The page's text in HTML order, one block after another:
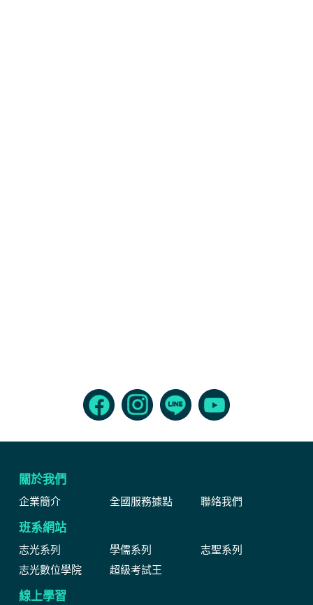
關於我們
企業簡介 全國服務據點 聯絡我們
班系網站
志光系列 學儒系列
志聖系列
志光數位學院
超級考試王
線上學習